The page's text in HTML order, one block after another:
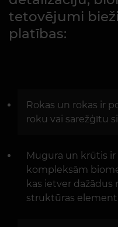
tetovējumi
platības:
Rokas un rokas ir
roku vai sarežģītu
Mugura un krūtis ir
kompleksām
kas ietver dažādus
struktūras